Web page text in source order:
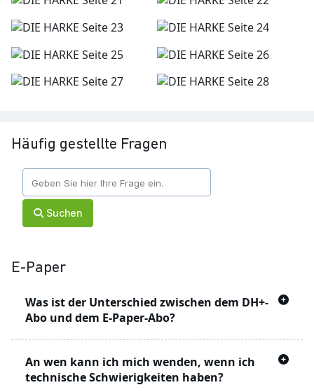
Häufig gestellte Fragen
Suchen
E-Paper
Was ist der Unterschied zwischen dem DH+-
Abo und dem E-Paper-Abo?
Mit dem DH+ Angebot können Sie Artikel auf
der Webseite lesen, die mit einem
An wen kann ich mich wenden, wenn ich
technische Schwierigkeiten haben?